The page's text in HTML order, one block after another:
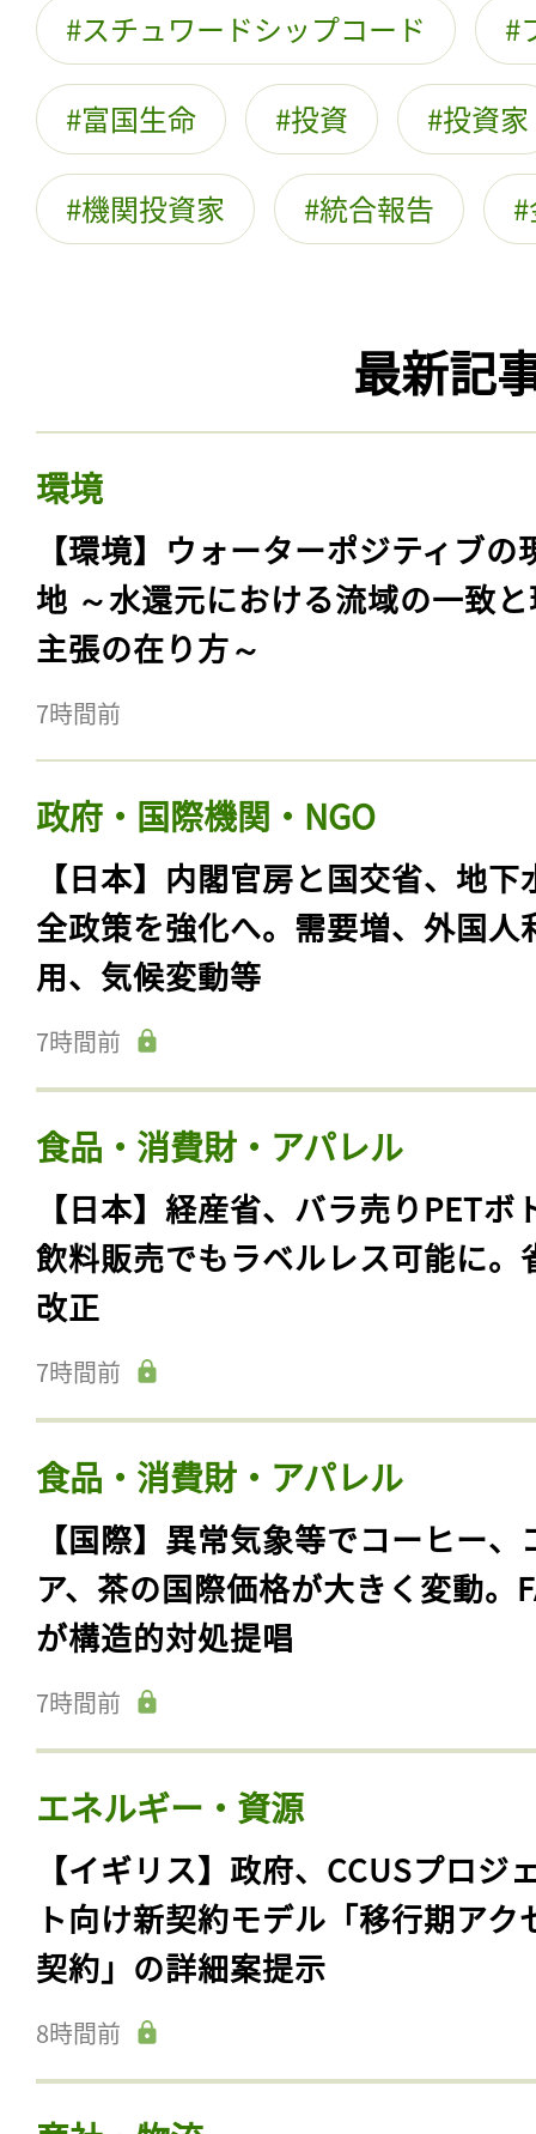
スチュワードシップコード
富国生命 投資 投資家
機関投資家 統合報告
最新記
環境
【環境】ウォーターポジティブの
地 ～水還元における流域の一致
主張の在り方～
7時間前
政府・国際機関・NGO
【日本】内閣官房と国交省、地下
全政策を強化へ。需要増、外国人
用、気候変動等
7時間前
食品・消費財・アパレル
【日本】経産省、バラ売りPETボ
飲料販売でもラベルレス可能に。
改正
7時間前
食品・消費財・アパレル
【国際】異常気象等でコーヒー、
ア、茶の国際価格が大きく変動。
が構造的対処提唱
7時間前
エネルギー・資源
【イギリス】政府、CCUSプロジ
ト向け新契約モデル「移行期アク
契約」の詳細案提示
8時間前